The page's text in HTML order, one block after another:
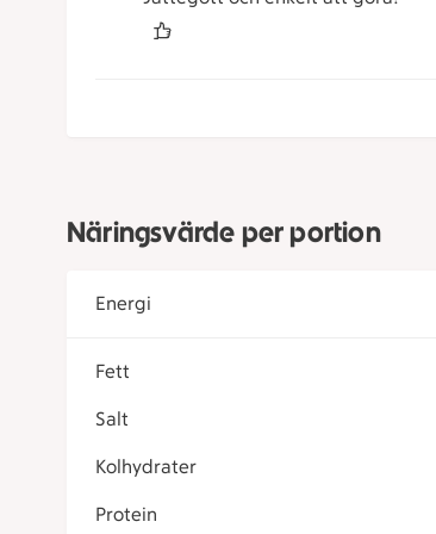
Näringsvärde per portion
Energi
Fett
Salt
Kolhydrater
Protein